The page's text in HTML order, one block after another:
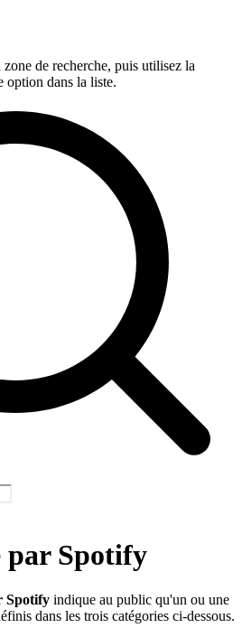
de recherche, puis utilisez la
option dans la liste.
Spotify
Spotify indique au public qu'un ou une
dans les trois catégories ci-dessous.